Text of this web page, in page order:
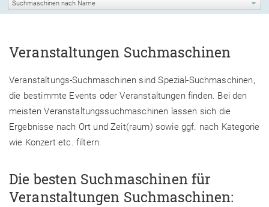
Veranstaltungen Suchmaschinen
Veranstaltungs-Suchmaschinen sind Spezial-Suchmaschinen,
die bestimmte Events oder Veranstaltungen finden. Bei den
meisten Veranstaltungssuchmaschinen lassen sich die
Ergebnisse nach Ort und Zeit(raum) sowie ggf. nach Kategorie
wie Konzert etc. filtern.
Die besten Suchmaschinen für
Veranstaltungen Suchmaschinen: